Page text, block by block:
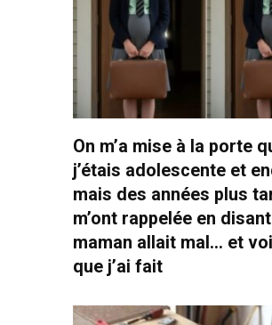
On m’a mise à la porte
j’étais adolescente et
mais des années plus
m’ont rappelée en
maman allait mal… et
que j’ai fait